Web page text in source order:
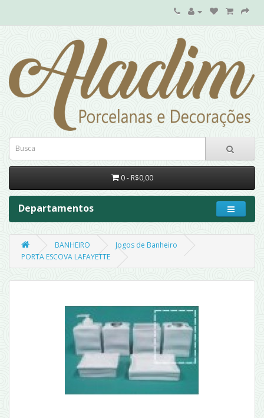
0 - R$0,00
Departamentos
BANHEIRO
Jogos de Banheiro
PORTA ESCOVA LAFAYETTE